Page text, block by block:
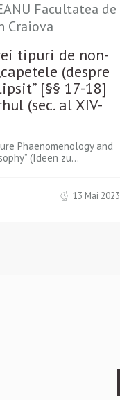
Facultatea de
Craiova
tipuri de non-
(despre
[§§ 17-18]
(sec. al XIV-
Phaenomenology and
(Ideen zu...
13 Mai 2023